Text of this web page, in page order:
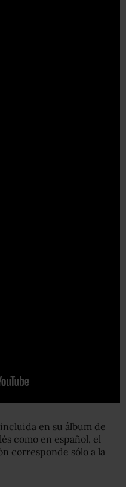
en su álbum de
como en español, el
corresponde sólo a la